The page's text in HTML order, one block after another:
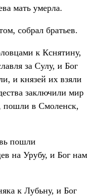
мать умерла.
собрал братьев.
к Кснятину,
за Сулу, и Бог
и князей их взяли
заключили мир
пошли в Смоленск,
пошли
на Урубу, и Бог нам
к Лубьну, и Бог